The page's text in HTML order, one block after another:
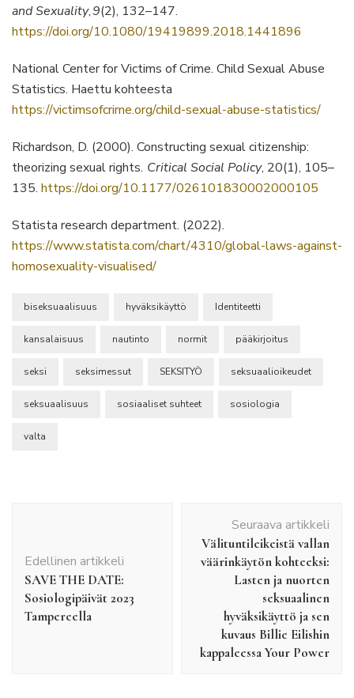
and Sexuality,9(2), 132–147.
https://doi.org/10.1080/19419899.2018.1441896
National Center for Victims of Crime. Child Sexual Abuse
Statistics. Haettu kohteesta
https://victimsofcrime.org/child-sexual-abuse-statistics/
Richardson, D. (2000). Constructing sexual citizenship:
theorizing sexual rights. Critical Social Policy, 20(1), 105–
135. https://doi.org/10.1177/026101830002000105
Statista research department. (2022).
https://www.statista.com/chart/4310/global-laws-against-
homosexuality-visualised/
biseksuaalisuus hyväksikäyttö Identiteetti
kansalaisuus nautinto normit pääkirjoitus
seksi seksimessut SEKSITYÖ seksuaalioikeudet
seksuaalisuus sosiaaliset suhteet sosiologia
valta
Edellinen artikkeli
SAVE THE DATE:
Sosiologipäivät 2023
Tampereella
Seuraava artikkeli
Välituntileikeistä vallan
väärinkäytön kohteeksi:
Lasten ja nuorten
seksuaalinen
hyväksikäyttö ja sen
kuvaus Billie Eilishin
kappaleessa Your Power